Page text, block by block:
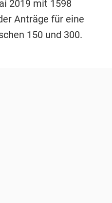
2019 mit 1598
Anträge für eine
150 und 300.